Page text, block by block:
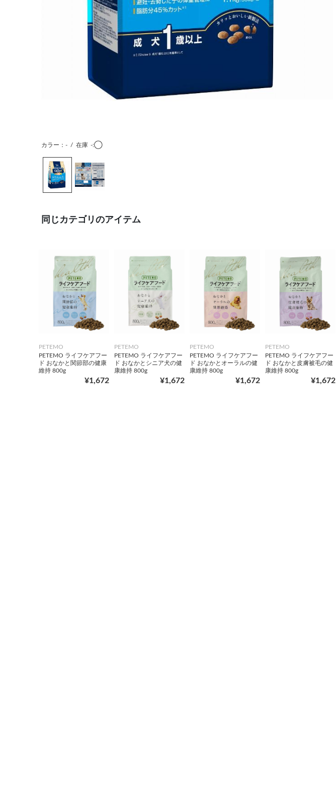
カラー：- / 在庫 -:◯
同じカテゴリのアイテム
PETEMO
PETEMO ライフケアフー
ド おなかと関節部の健康
維持 800g
¥1,672
PETEMO
PETEMO ライフケアフー
ド おなかとシニア犬の健
康維持 800g
¥1,672
PETEMO
PETEMO ライフケアフー
ド おなかとオーラルの健
康維持 800g
¥1,672
PETEMO
PETEMO ライフケアフー
ド おなかと皮膚被毛の健
康維持 800g
¥1,672